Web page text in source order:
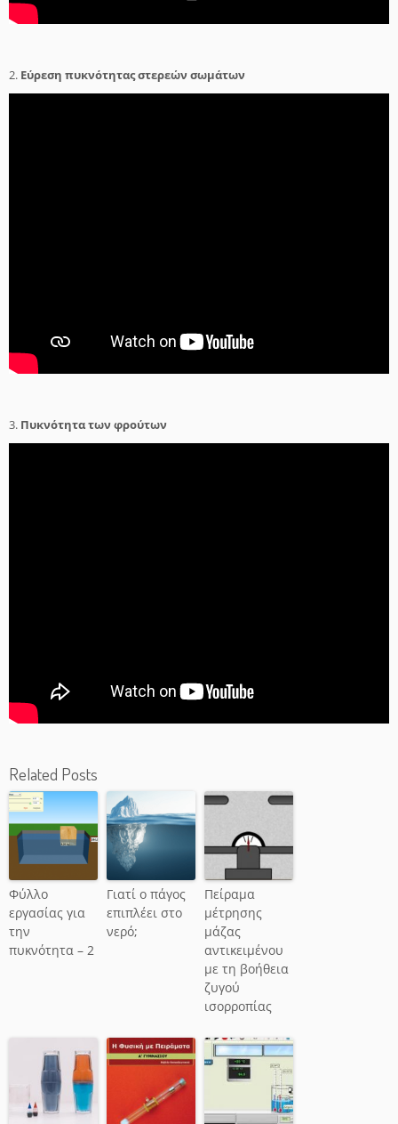
2. Εύρεση πυκνότητας στερεών σωμάτων
3. Πυκνότητα των φρούτων
Related Posts
Φύλλο
εργασίας για
την
πυκνότητα – 2
Γιατί ο πάγος
επιπλέει στο
νερό;
Πείραμα
μέτρησης
μάζας
αντικειμένου
με τη βοήθεια
ζυγού
ισορροπίας